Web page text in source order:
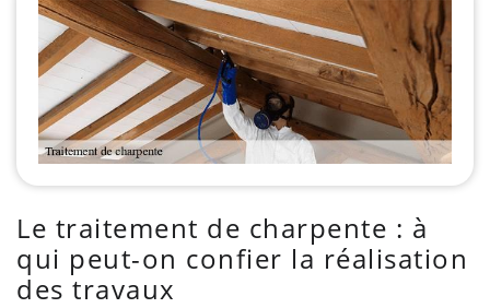
Le traitement de charpente : à
qui peut-on confier la réalisation
des travaux